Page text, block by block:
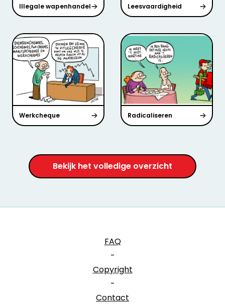
Illegale wapenhandel Leesvaardigheid
Werkcheque Radicaliseren
Bekijk het volledige overzicht
FAQ
-
Copyright
-
Contact